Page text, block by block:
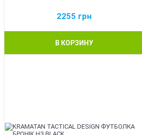
2255 грн
В КОРЗИНУ